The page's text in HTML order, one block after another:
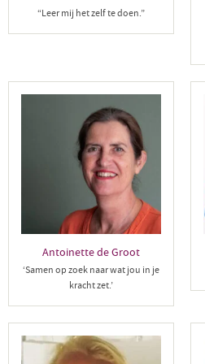
“Leer mij het zelf te doen.”
Antoinette de Groot
‘Samen op zoek naar wat jou in je
kracht zet.’